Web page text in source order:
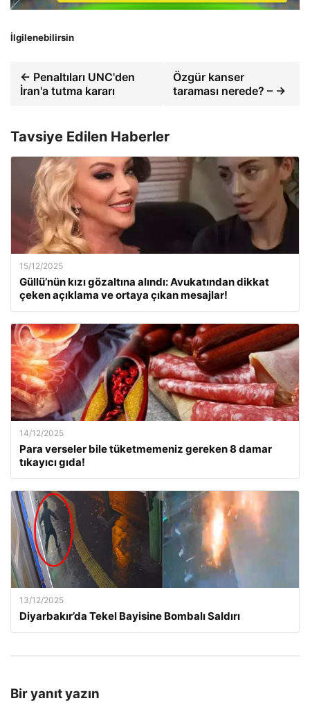
İlgilenebilirsin
← Penaltıları UNC'den
İran'a tutma kararı
Özgür kanser
taraması nerede? – →
Tavsiye Edilen Haberler
15/12/2025
Güllü’nün kızı gözaltına alındı: Avukatından dikkat
çeken açıklama ve ortaya çıkan mesajlar!
14/12/2025
Para verseler bile tüketmemeniz gereken 8 damar
tıkayıcı gıda!
13/12/2025
Diyarbakır’da Tekel Bayisine Bombalı Saldırı
Bir yanıt yazın